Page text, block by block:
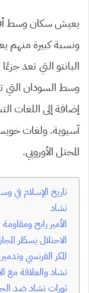
يعيش سكان وسط
ونسبة كبيرة منهم
البانتو التي تعد
وسط السودان التي
إضافة إلى اللغات
آسيوية. ولغات
المحتل الأوروبي.
تاريخ الإسلام في
تشاد
الأمير رابح ومقاومة
الاحتلال يسطّر
المكر الفرنسي
تشاد والعلاقة مع
ثورات تشاد ضد